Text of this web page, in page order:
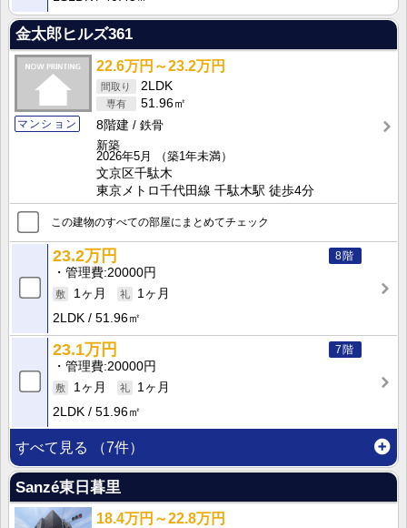
金太郎ヒルズ361
マンション
22.6万円～23.2万円
2LDK
51.96㎡
8階建
鉄骨
新築
2026年5月
（築1年未満）
文京区千駄木
東京メトロ千代田線 千駄木駅 徒歩4分
この建物のすべての部屋にまとめてチェック
8階
23.2万円
管理費 20000円
1ヶ月
1ヶ月
2LDK
51.96㎡
7階
23.1万円
管理費 20000円
1ヶ月
1ヶ月
2LDK
51.96㎡
すべて見る （7件）
Sanzé東日暮里
18.4万円～22.8万円